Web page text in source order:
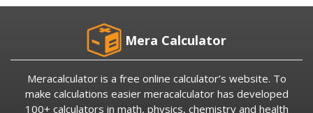
Mera Calculator
Meracalculator is a free online calculator’s website. To
make calculations easier meracalculator has developed
100+ calculators in math, physics, chemistry and health